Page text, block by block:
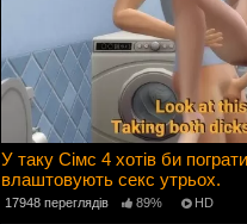
У таку Сімс 4 хотів би
влаштовують секс утрьох.
17948 переглядів 89% HD